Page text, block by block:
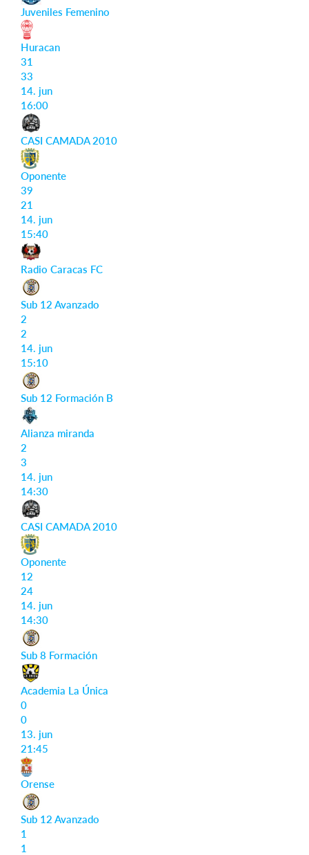
Juveniles Femenino
Huracan
31
33
14. jun
16:00
CASI CAMADA 2010
Oponente
39
21
14. jun
15:40
Radio Caracas FC
Sub 12 Avanzado
2
2
14. jun
15:10
Sub 12 Formación B
Alianza miranda
2
3
14. jun
14:30
CASI CAMADA 2010
Oponente
12
24
14. jun
14:30
Sub 8 Formación
Academia La Única
0
0
13. jun
21:45
Orense
Sub 12 Avanzado
1
1